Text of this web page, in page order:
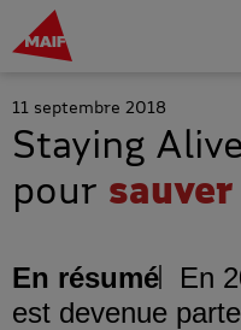
MAIF Entreprise -
11 septembre 2018
Staying
pour
En résumé
En
est devenue